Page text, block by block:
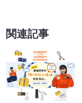
関連記事